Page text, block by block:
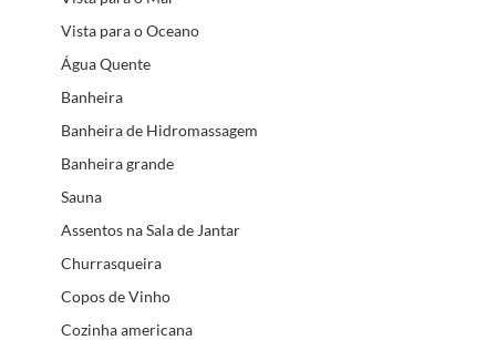
Vista para o Oceano
Água Quente
Banheira
Banheira de Hidromassagem
Banheira grande
Sauna
Assentos na Sala de Jantar
Churrasqueira
Copos de Vinho
Cozinha americana